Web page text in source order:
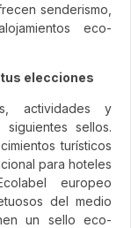
senderismo,
eco-
elecciones
actividades y
sellos.
turísticos
para hoteles
europeo
del medio
un sello eco-